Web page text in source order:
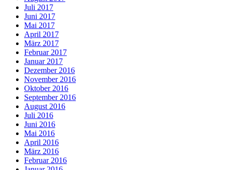
Juli 2017
Juni 2017
Mai 2017
April 2017
März 2017
Februar 2017
Januar 2017
Dezember 2016
November 2016
Oktober 2016
September 2016
August 2016
Juli 2016
Juni 2016
Mai 2016
April 2016
März 2016
Februar 2016